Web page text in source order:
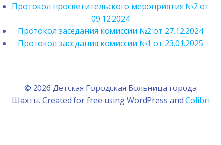
Протокол просветительского мероприятия №2 от
09.12.2024
Протокол заседания комиссии №2 от 27.12.2024
Протокол заседания комиссии №1 от 23.01.2025
© 2026 Детская Городская Больница города
Шахты. Created for free using WordPress and Colibri